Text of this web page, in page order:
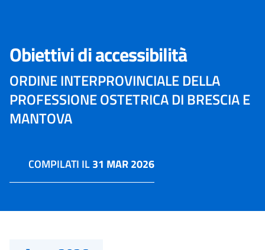
Obiettivi di accessibilità
ORDINE INTERPROVINCIALE DELLA
PROFESSIONE OSTETRICA DI BRESCIA E
MANTOVA
COMPILATI IL31 MAR 2026